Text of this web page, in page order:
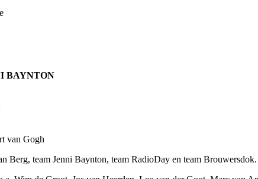
BAYNTON
van Gogh
Berg, team Jenni Baynton, team RadioDay en team Brouwersdok.